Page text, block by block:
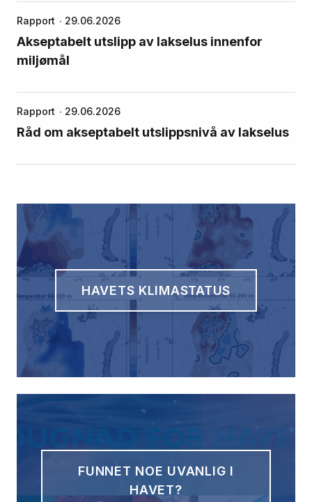
Rapport 29.06.2026
Akseptabelt utslipp av lakselus innenfor
miljømål
Rapport 29.06.2026
Råd om akseptabelt utslippsnivå av lakselus
HAVETS KLIMASTATUS
FUNNET NOE UVANLIG I
HAVET?